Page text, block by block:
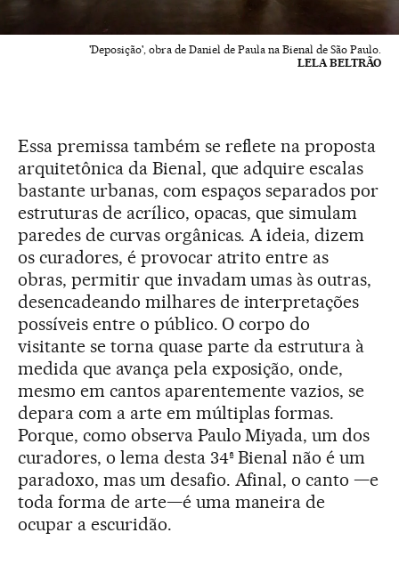
'Deposição', obra de Daniel de Paula na Bienal de São Paulo.
LELA BELTRÃO
Essa premissa também se reflete na proposta
arquitetônica da Bienal, que adquire escalas
bastante urbanas, com espaços separados por
estruturas de acrílico, opacas, que simulam
paredes de curvas orgânicas. A ideia, dizem
os curadores, é provocar atrito entre as
obras, permitir que invadam umas às outras,
desencadeando milhares de interpretações
possíveis entre o público. O corpo do
visitante se torna quase parte da estrutura à
medida que avança pela exposição, onde,
mesmo em cantos aparentemente vazios, se
depara com a arte em múltiplas formas.
Porque, como observa Paulo Miyada, um dos
curadores, o lema desta 34ª Bienal não é um
paradoxo, mas um desafio. Afinal, o canto —e
toda forma de arte—é uma maneira de
ocupar a escuridão.